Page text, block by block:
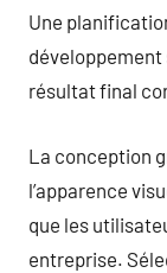
Une
développement
résultat final
La conception
l’apparence
que les
entreprise.